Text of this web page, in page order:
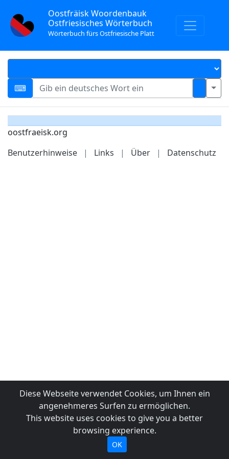
Oostfräisk Woordenbauk
Ostfriesisches Wörterbuch
Wörterbuch fürs Ostfriesische Platt
oostfraeisk.org
Benutzerhinweise
| Links | Über | Datenschutz
Diese Webseite verwendet Cookies, um Ihnen ein
angenehmeres Surfen zu ermöglichen.
This website uses cookies to give you a better
browsing experience.
OK